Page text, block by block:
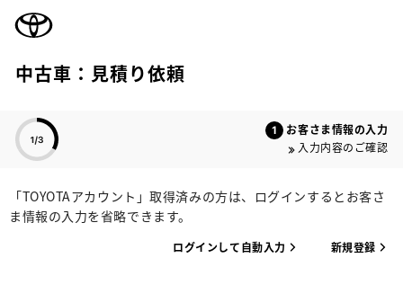
中古車：見積り依頼
お客さま情報の入力
入力内容のご確認
「TOYOTAアカウント」取得済みの方は、ログインするとお客さ
ま情報の入力を省略できます。
ログインして自動入力 新規登録